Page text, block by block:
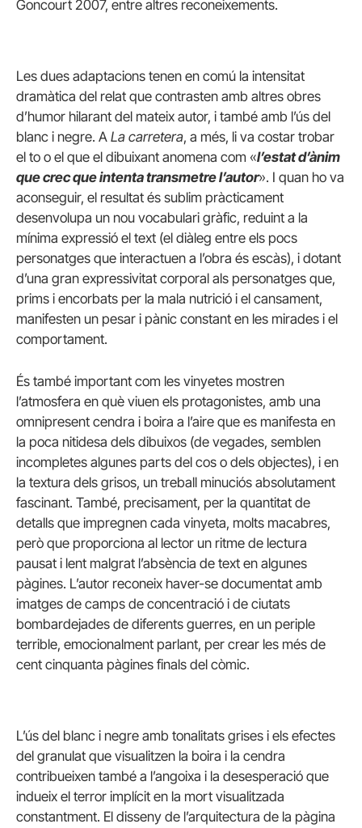
Goncourt 2007, entre altres reconeixements.
Les dues adaptacions tenen en comú la intensitat
dramàtica del relat que contrasten amb altres obres
d’humor hilarant del mateix autor, i també amb l’ús del
blanc i negre. A La carretera, a més, li va costar trobar
el to o el que el dibuixant anomena com «l’estat d’ànim
que crec que intenta transmetre l’autor». I quan ho va
aconseguir, el resultat és sublim pràcticament
desenvolupa un nou vocabulari gràfic, reduint a la
mínima expressió el text (el diàleg entre els pocs
personatges que interactuen a l’obra és escàs), i dotant
d’una gran expressivitat corporal als personatges que,
prims i encorbats per la mala nutrició i el cansament,
manifesten un pesar i pànic constant en les mirades i el
comportament.
És també important com les vinyetes mostren
l’atmosfera en què viuen els protagonistes, amb una
omnipresent cendra i boira a l’aire que es manifesta en
la poca nitidesa dels dibuixos (de vegades, semblen
incompletes algunes parts del cos o dels objectes), i en
la textura dels grisos, un treball minuciós absolutament
fascinant. També, precisament, per la quantitat de
detalls que impregnen cada vinyeta, molts macabres,
però que proporciona al lector un ritme de lectura
pausat i lent malgrat l’absència de text en algunes
pàgines. L’autor reconeix haver-se documentat amb
imatges de camps de concentració i de ciutats
bombardejades de diferents guerres, en un periple
terrible, emocionalment parlant, per crear les més de
cent cinquanta pàgines finals del còmic.
L’ús del blanc i negre amb tonalitats grises i els efectes
del granulat que visualitzen la boira i la cendra
contribueixen també a l’angoixa i la desesperació que
indueix el terror implícit en la mort visualitzada
constantment. El disseny de l’arquitectura de la pàgina